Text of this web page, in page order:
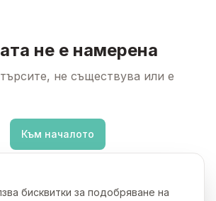
не е намерена
не съществува или е
Към началото
бисквитки за подобряване на